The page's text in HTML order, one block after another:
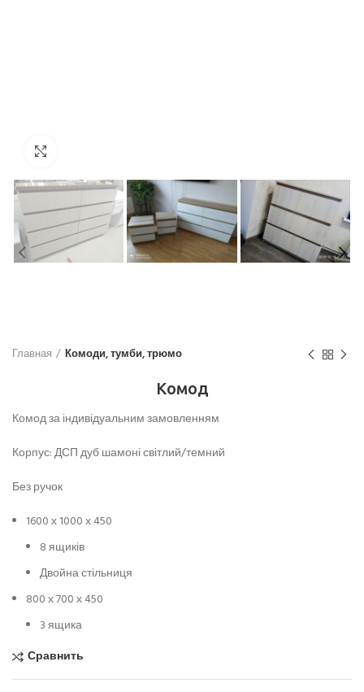
Главная Комоди, тумби, трюмо
Комод
Комод за індивідуальним замовленням
Корпус: ДСП дуб шамоні світлий/темний
Без ручок
1600 х 1000 х 450
8 ящиків
Двойна стільниця
800 х 700 х 450
3 ящика
Сравнить